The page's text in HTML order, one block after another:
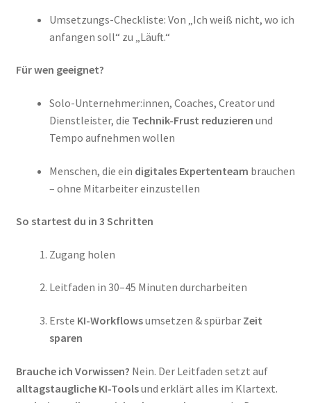
Umsetzungs-Checkliste: Von „Ich weiß nicht, wo ich
anfangen soll“ zu „Läuft.“
Für wen geeignet?
Solo-Unternehmer:innen, Coaches, Creator und
Dienstleister, die Technik-Frust reduzieren und
Tempo aufnehmen wollen
Menschen, die ein digitales Expertenteam brauchen
– ohne Mitarbeiter einzustellen
So startest du in 3 Schritten
Zugang holen
Leitfaden in 30–45 Minuten durcharbeiten
Erste KI-Workflowsumsetzen & spürbar Zeit
sparen
Brauche ich Vorwissen? Nein. Der Leitfaden setzt auf
alltagstaugliche KI-Toolsund erklärt alles im Klartext.